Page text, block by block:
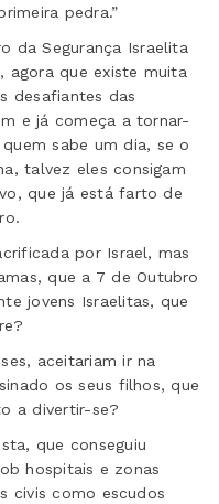
pedra.”
da Segurança Israelita
agora que existe muita
desafiantes das
e já começa a tornar-
sabe um dia, se o
talvez eles consigam
que já está farto de
por Israel, mas
que a 7 de Outubro
jovens Israelitas, que
aceitariam ir na
os seus filhos, que
a divertir-se?
que conseguiu
hospitais e zonas
civis como escudos